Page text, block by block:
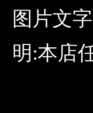
图片文
明:本店